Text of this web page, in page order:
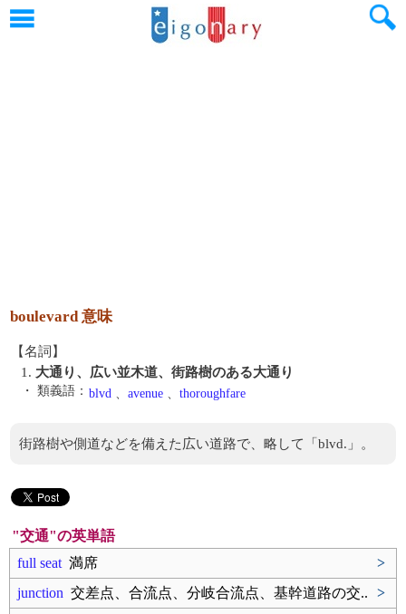
boulevard 意味
【名詞】
1. 大通り、広い並木道、街路樹のある大通り
・ 類義語： blvd 、 avenue 、 thoroughfare
街路樹や側道などを備えた広い道路で、略して「blvd.」。
"交通"の英単語
full seat 満席
>
junction 交差点、合流点、分岐合流点、基幹道路の交..
>